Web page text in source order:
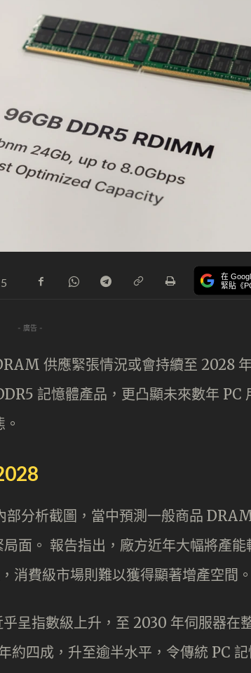
在
緊貼《
- 廣告 -
供應緊張情況或會持續至 2028
記憶體產品，更凸顯未來數年 PC
分析截圖，當中預測一般商品
面。 報告指出，廠方近年大幅將產能
消費級市場則難以獲得顯著增產空間。
呈指數級上升，至 2030 年伺服器在
四成，升至逾半水平，令傳統 PC